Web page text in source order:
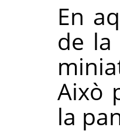
En
de la
Això
la